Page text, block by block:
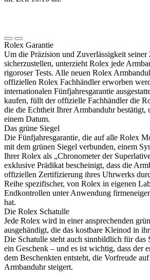
Rolex Garantie
Um die Präzision und Zuverlässigkeit seiner
sicherzustellen, unterzieht Rolex jede
rigoroser Tests. Alle neuen Rolex
offiziellen Rolex Fachhändler erworben
internationalen Fünfjahres­garantie
kaufen, füllt der offizielle Fachhändler die
die die Echtheit Ihrer Armbanduhr bestätigt,
einem Datum.
Das grüne Siegel
Die Fünfjahresgarantie, die auf alle Rolex
mit dem grünen Siegel verbunden, einem
IhrerRolex als „Chronometer der
exklusive Prädikat bescheinigt, dass die
offiziellen Zertifizierung ihres Uhrwerks
Reihe spezifischer, von Rolex in eigenen
Endkontrollen unter Anwendung
hat.
Die Rolex Schatulle
Jede Rolex wird in einer ansprechenden
ausgehändigt, die das kostbare Kleinod in
Die Schatulle steht auch sinnbildlich für das
ein Geschenk – und es ist wichtig, dass der
dem Beschenkten entsteht, die Vorfreude
Armbanduhr steigert.